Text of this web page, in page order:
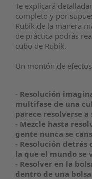
Te explicará
completo y por
Rubik de la manera
de práctica podrás
cubo de Rubik.
Un montón de
- Resolución
multifase de una
parece resolverse a
- Mezcle hasta
gente nunca se
- Resolución detrás
la que el mundo se
- Resolver en la
dentro de una